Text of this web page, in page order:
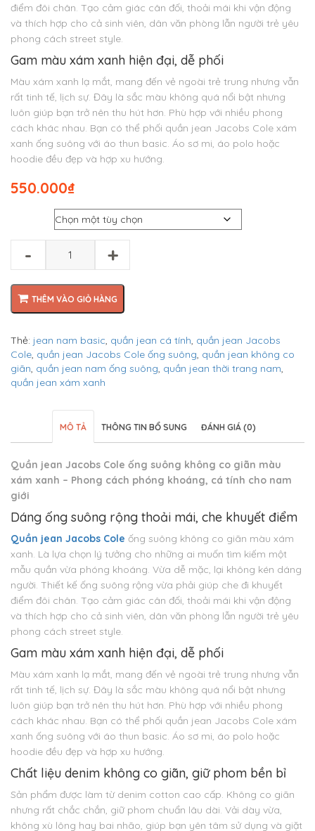
điểm đôi chân. Tạo cảm giác cân đối, thoải mái khi vận động
và thích hợp cho cả sinh viên, dân văn phòng lẫn người trẻ yêu
phong cách street style.
Gam màu xám xanh hiện đại, dễ phối
Màu xám xanh lạ mắt, mang đến vẻ ngoài trẻ trung nhưng vẫn
rất tinh tế, lịch sự. Đây là sắc màu không quá nổi bật nhưng
luôn giúp bạn trở nên thu hút hơn. Phù hợp với nhiều phong
cách khác nhau. Bạn có thể phối quần jean Jacobs Cole xám
xanh ống suông với áo thun basic. Áo sơ mi, áo polo hoặc
hoodie đều đẹp và hợp xu hướng.
₫
550.000
- +
THÊM VÀO GIỎ HÀNG
Thẻ: jean nam basic, quần jean cá tính, quần jean Jacobs
Cole, quần jean Jacobs Cole ống suông, quần jean không co
giãn, quần jean nam ống suông, quần jean thời trang nam,
quần jean xám xanh
MÔ TẢ THÔNG TIN BỔ SUNG ĐÁNH GIÁ (0)
Quần jean Jacobs Cole ống suông không co giãn màu
xám xanh – Phong cách phóng khoáng, cá tính cho nam
giới
Dáng ống suông rộng thoải mái, che khuyết điểm
Quần jean Jacobs Cole ống suông không co giãn màu xám
xanh. Là lựa chọn lý tưởng cho những ai muốn tìm kiếm một
mẫu quần vừa phóng khoáng. Vừa dễ mặc, lại không kén dáng
người. Thiết kế ống suông rộng vừa phải giúp che đi khuyết
điểm đôi chân. Tạo cảm giác cân đối, thoải mái khi vận động
và thích hợp cho cả sinh viên, dân văn phòng lẫn người trẻ yêu
phong cách street style.
Gam màu xám xanh hiện đại, dễ phối
Màu xám xanh lạ mắt, mang đến vẻ ngoài trẻ trung nhưng vẫn
rất tinh tế, lịch sự. Đây là sắc màu không quá nổi bật nhưng
luôn giúp bạn trở nên thu hút hơn. Phù hợp với nhiều phong
cách khác nhau. Bạn có thể phối quần jean Jacobs Cole xám
xanh ống suông với áo thun basic. Áo sơ mi, áo polo hoặc
hoodie đều đẹp và hợp xu hướng.
Chất liệu denim không co giãn, giữ phom bền bỉ
Sản phẩm được làm từ denim cotton cao cấp. Không co giãn
nhưng rất chắc chắn, giữ phom chuẩn lâu dài. Vải dày vừa,
không xù lông hay bai nhão, giúp bạn yên tâm sử dụng và giặt